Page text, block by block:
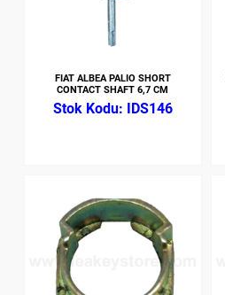
FIAT ALBEA PALIO SHORT
CONTACT SHAFT 6,7 CM
IDS146